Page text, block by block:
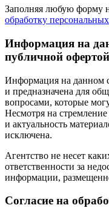
Заполняя любую форму
обработку
Информация на
публичной офертой
Информация на данном
и предназначена для
вопросами, которые
Несмотря на
и актуальность
исключена.
Агентство не несет
ответственности за
информации,
Cогласие на